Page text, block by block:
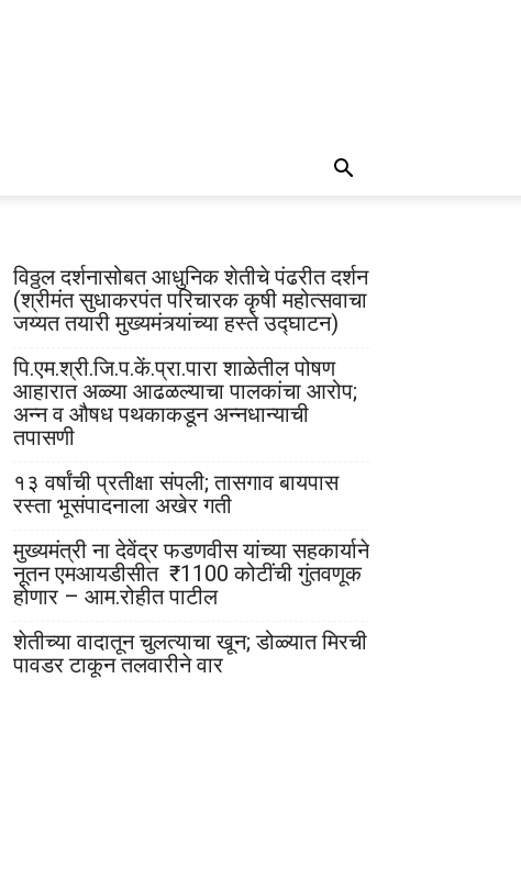
विठ्ठल दर्शनासोबत आधुनिक शेतीचे पंढरीत दर्शन
(श्रीमंत सुधाकरपंत परिचारक कृषी महोत्सवाचा
जय्यत तयारी मुख्यमंत्र्यांच्या हस्ते उद्घाटन)
पि.एम.श्री.जि.प.कें.प्रा.पारा शाळेतील पोषण
आहारात अळ्या आढळल्याचा पालकांचा आरोप;
अन्न व औषध पथकाकडून अन्नधान्याची
तपासणी
१३ वर्षांची प्रतीक्षा संपली; तासगाव बायपास
रस्ता भूसंपादनाला अखेर गती
मुख्यमंत्री ना देवेंद्र फडणवीस यांच्या सहकार्याने
नूतन एमआयडीसीत ₹1100 कोटींची गुंतवणूक
होणार – आम.रोहीत पाटील
शेतीच्या वादातून चुलत्याचा खून; डोळ्यात मिरची
पावडर टाकून तलवारीने वार